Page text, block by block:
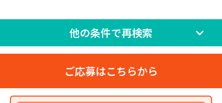
他の条件で再検索
ご応募はこちらから